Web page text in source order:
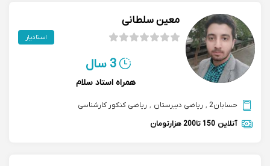
معین سلطانی
استادیار
3 سال
همراه استاد سلام
حسابان2 , ریاضی دبیرستان , ریاضی کنکور کارشناسی
آنلاین 150 تا200 هزارتومان